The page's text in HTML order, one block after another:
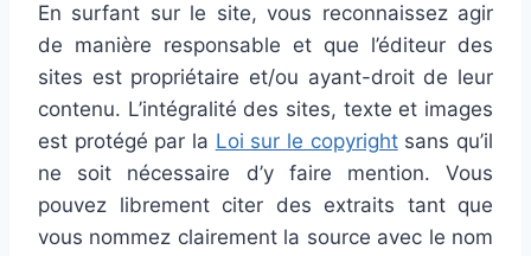
En surfant sur le site, vous reconnaissez agir
de manière responsable et que l’éditeur des
sites est propriétaire et/ou ayant-droit de leur
contenu. L’intégralité des sites, texte et images
est protégé par la Loi sur le copyrightsans qu’il
ne soit nécessaire d’y faire mention. Vous
pouvez librement citer des extraits tant que
vous nommez clairement la source avec le nom